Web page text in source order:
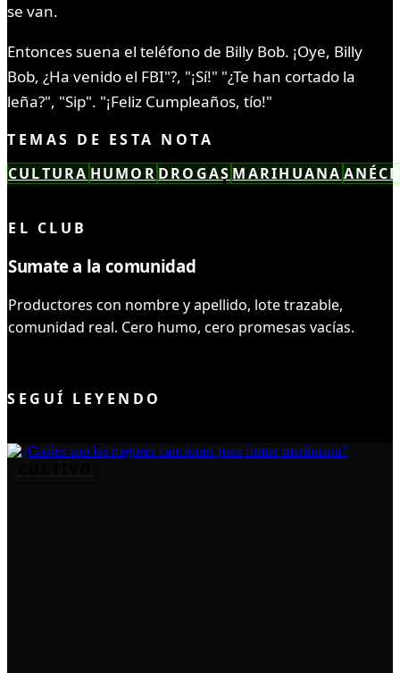
se van.
Entonces suena el teléfono de Billy Bob. ¡Oye, Billy
Bob, ¿Ha venido el FBI"?, "¡Sí!" "¿Te han cortado la
leña?", "Sip". "¡Feliz Cumpleaños, tío!"
TEMAS DE ESTA NOTA
CULTURA HUMOR DROGAS MARIHUANA
EL CLUB
Sumate a la comunidad
Productores con nombre y apellido, lote trazable,
comunidad real. Cero humo, cero promesas vacías.
SEGUÍ LEYENDO